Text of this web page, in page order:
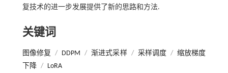
复技术的进一步发展提供了新的思路和方法.
关键词
图像修复 / DDPM / 渐进式采样 / 采样调度 / 缩放梯度
下降 / LoRA